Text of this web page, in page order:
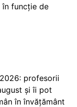
funcție de
profesorii
și îi pot
în învățământ